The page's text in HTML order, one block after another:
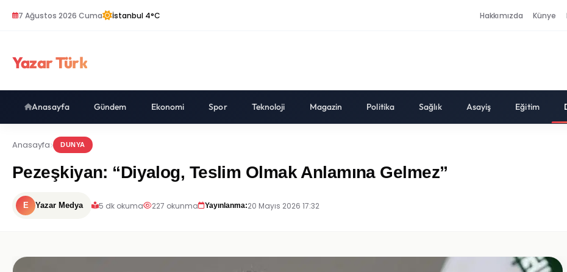
7 Ağustos 2026 Cuma İstanbul 4°C Hakkımızda Künye
Yazar Türk
Anasayfa Gündem Ekonomi Spor Teknoloji Magazin Politika Sağlık Asayiş Eğitim
Anasayfa DUNYA
Pezeşkiyan: “Diyalog, Teslim Olmak Anlamına Gelmez”
E Yazar Medya 5 dk okuma 227 okunma Yayınlanma:20 Mayıs 2026 17:32